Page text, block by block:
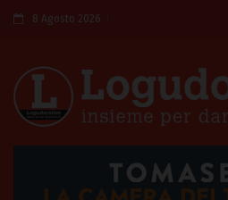
8 Agosto 2026